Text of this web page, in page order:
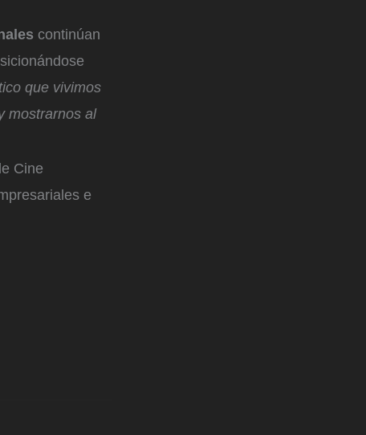
continúan
que vivimos
mostrarnos al
Cine
e